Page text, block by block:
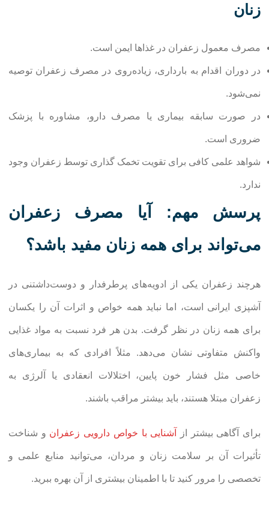
زنان
مصرف معمول زعفران در غذاها ایمن است.
در دوران اقدام به بارداری، زیاده‌روی در مصرف زعفران توصیه
نمی‌شود.
در صورت سابقه بیماری یا مصرف دارو، مشاوره با پزشک
ضروری است.
شواهد علمی کافی برای تقویت تخمک گذاری توسط زعفران وجود
ندارد.
پرسش مهم: آیا مصرف زعفران
می‌تواند برای همه زنان مفید باشد؟
هرچند زعفران یکی از ادویه‌های پرطرفدار و دوست‌داشتنی در
آشپزی ایرانی است، اما نباید همه خواص و اثرات آن را یکسان
برای همه زنان در نظر گرفت. بدن هر فرد نسبت به مواد غذایی
واکنش متفاوتی نشان می‌دهد. مثلاً افرادی که به بیماری‌های
خاصی مثل فشار خون پایین، اختلالات انعقادی یا آلرژی به
زعفران مبتلا هستند، باید بیشتر مراقب باشند.
برای آگاهی بیشتر از آشنایی با خواص دارویی زعفران و شناخت
تأثیرات آن بر سلامت زنان و مردان، می‌توانید منابع علمی و
تخصصی را مرور کنید تا با اطمینان بیشتری از آن بهره ببرید.